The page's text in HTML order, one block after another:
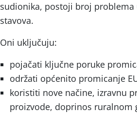
sudionika, postoji broj
stavova.
Oni uključuju:
pojačati ključne poruke
održati općenito promicanje
koristiti nove načine, izravnu
proizvode, doprinos ruralnom